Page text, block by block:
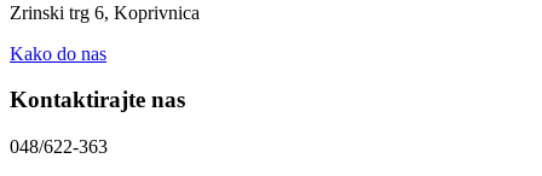
Zrinski trg 6, Koprivnica
Kako do nas
Kontaktirajte nas
048/622-363